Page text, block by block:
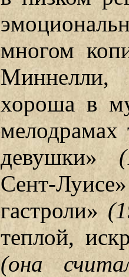
многом
Миннелли,
хороша в
девушки»
Сент-
гастроли»
теплой,
(она